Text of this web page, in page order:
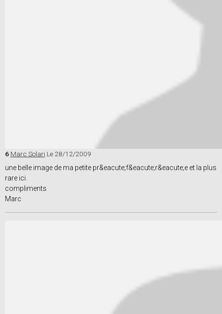
6 Marc Solari Le 28/12/2009
une belle image de ma petite pr&eacute;f&eacute;r&eacute;e et la plus
rare ici.
compliments
Marc